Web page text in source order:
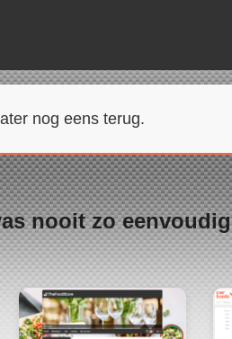
nog eens terug.
nooit zo eenvoudig